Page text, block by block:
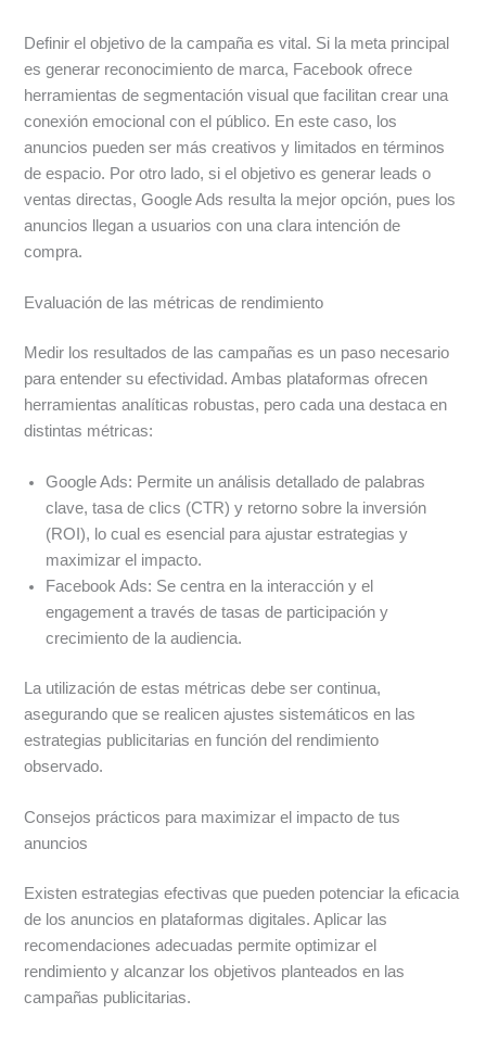
Definir el objetivo de la campaña es vital. Si la meta principal
es generar reconocimiento de marca, Facebook ofrece
herramientas de segmentación visual que facilitan crear una
conexión emocional con el público. En este caso, los
anuncios pueden ser más creativos y limitados en términos
de espacio. Por otro lado, si el objetivo es generar leads o
ventas directas, Google Ads resulta la mejor opción, pues los
anuncios llegan a usuarios con una clara intención de
compra.
Evaluación de las métricas de rendimiento
Medir los resultados de las campañas es un paso necesario
para entender su efectividad. Ambas plataformas ofrecen
herramientas analíticas robustas, pero cada una destaca en
distintas métricas:
Google Ads: Permite un análisis detallado de palabras
clave, tasa de clics (CTR) y retorno sobre la inversión
(ROI), lo cual es esencial para ajustar estrategias y
maximizar el impacto.
Facebook Ads: Se centra en la interacción y el
engagement a través de tasas de participación y
crecimiento de la audiencia.
La utilización de estas métricas debe ser continua,
asegurando que se realicen ajustes sistemáticos en las
estrategias publicitarias en función del rendimiento
observado.
Consejos prácticos para maximizar el impacto de tus
anuncios
Existen estrategias efectivas que pueden potenciar la eficacia
de los anuncios en plataformas digitales. Aplicar las
recomendaciones adecuadas permite optimizar el
rendimiento y alcanzar los objetivos planteados en las
campañas publicitarias.